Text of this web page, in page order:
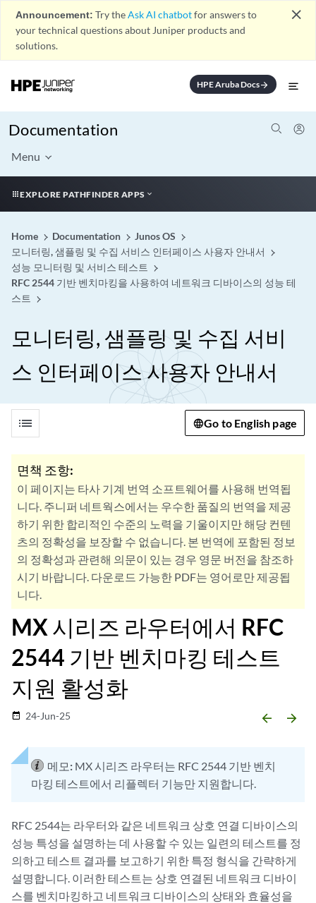
Announcement: Try theAsk AI chatbotfor answers to
your technical questions about Juniper products and
solutions.
close
HPE Aruba Docsarrow_forward
Documentation
Menu
EXPLORE PATHFINDER APPS
Home Documentation
Junos OS
모니터링, 샘플링 및 수집 서비스 인터페이스 사용자 안내서
성능 모니터링 및 서비스 테스트
RFC 2544 기반 벤치마킹을 사용하여 네트워크 디바이스의 성능 테
스트
모니터링, 샘플링 및 수집 서비
스 인터페이스 사용자 안내서
list Go to English page
면책 조항:
이 페이지는 타사 기계 번역 소프트웨어를 사용해 번역됩
니다. 주니퍼 네트웍스에서는 우수한 품질의 번역을 제공
하기 위한 합리적인 수준의 노력을 기울이지만 해당 컨텐
츠의 정확성을 보장할 수 없습니다. 본 번역에 포함된 정보
의 정확성과 관련해 의문이 있는 경우 영문 버전을 참조하
시기 바랍니다. 다운로드 가능한 PDF는 영어로만 제공됩
니다.
MX 시리즈 라우터에서 RFC
2544 기반 벤치마킹 테스트
지원 활성화
date_range 24-Jun-25 arrow_backward arrow_forward
메모: MX 시리즈 라우터는 RFC 2544 기반 벤치
마킹 테스트에서 리플렉터 기능만 지원합니다.
RFC 2544는 라우터와 같은 네트워크 상호 연결 디바이스의
성능 특성을 설명하는 데 사용할 수 있는 일련의 테스트를 정
의하고 테스트 결과를 보고하기 위한 특정 형식을 간략하게
설명합니다. 이러한 테스트는 상호 연결된 네트워크 디바이
스를 벤치마킹하고 네트워크 디바이스의 상태와 효율성을